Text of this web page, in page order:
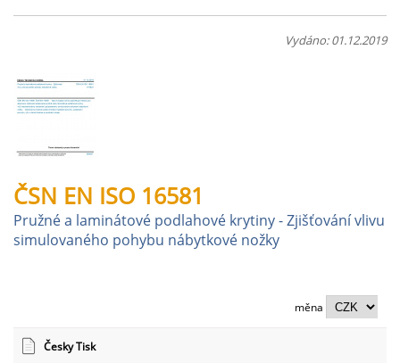
Vydáno: 01.12.2019
ČSN EN ISO 16581
Pružné a laminátové podlahové krytiny - Zjišťování vlivu
simulovaného pohybu nábytkové nožky
měna
Česky Tisk